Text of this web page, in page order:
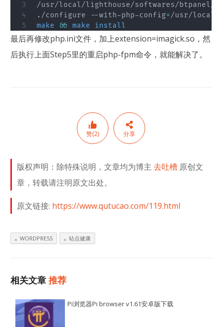
/usr/local/lighthouse/softwares/btpanel/
./configure --with-php-config=
make
&& make install
最后再修改php.ini文件，加上extension=imagick.so，然
后执行上面Step5里的重启php-fpm命令，就能解决了。
赞(2) 分享
版权声明：除特殊说明，文章均为博主去吐槽 原创文
章，转载请注明原文出处。
原文链接: https://www.qutucao.com/119.html
WORDPRESS 站点健康
相关文章推荐
Pi浏览器Pi browser v1.61安卓版下载